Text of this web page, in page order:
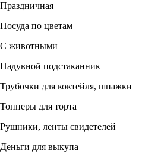
Праздничная
Посуда по цветам
С животными
Надувной подстаканник
Трубочки для коктейля, шпажки
Топперы для торта
Рушники, ленты свидетелей
Деньги для выкупа